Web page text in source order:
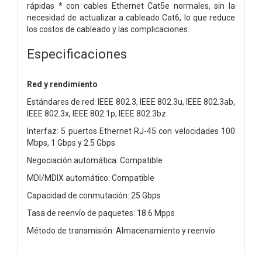
rápidas * con cables Ethernet Cat5e normales, sin la
necesidad de actualizar a cableado Cat6, lo que reduce
los costos de cableado y las complicaciones.
Especificaciones
Red y rendimiento
Estándares de red: IEEE 802.3, IEEE 802.3u, IEEE 802.3ab,
IEEE 802.3x, IEEE 802.1p, IEEE 802.3bz
Interfaz: 5 puertos Ethernet RJ-45 con velocidades 100
Mbps, 1 Gbps y 2.5 Gbps
Negociación automática: Compatible
MDI/MDIX automático: Compatible
Capacidad de conmutación: 25 Gbps
Tasa de reenvío de paquetes: 18.6 Mpps
Método de transmisión: Almacenamiento y reenvío